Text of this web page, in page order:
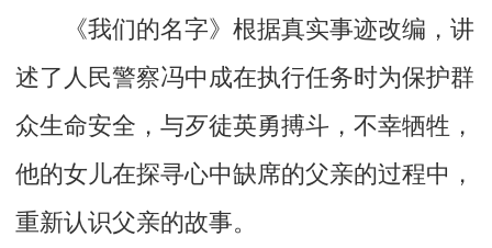
《我们的名字》 根据真实事迹改编，讲
述了人民警察冯中成在执行任务时为保护群
众生命安全，与歹徒英勇搏斗，不幸牺牲，
他的女儿在探寻心中缺席的父亲的过程中，
重新认识父亲的故事。